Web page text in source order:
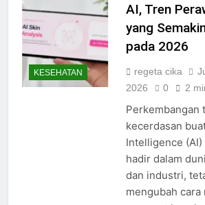
KESEHATAN
AI, Tren
yang
pada 2026
regeta cika
2026
0 2
Perkembangan
kecerdasan
Intelligence
hadir dalam
dan industri,
mengubah cara